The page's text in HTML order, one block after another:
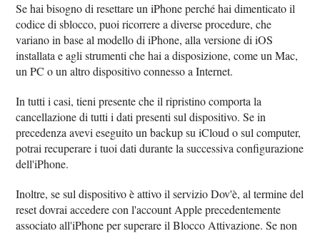
Se hai bisogno di resettare un iPhone perché hai dimenticato il
codice di sblocco, puoi ricorrere a diverse procedure, che
variano in base al modello di iPhone, alla versione di iOS
installata e agli strumenti che hai a disposizione, come un Mac,
un PC o un altro dispositivo connesso a Internet.
In tutti i casi, tieni presente che il ripristino comporta la
cancellazione di tutti i dati presenti sul dispositivo. Se in
precedenza avevi eseguito un backup su iCloud o sul computer,
potrai recuperare i tuoi dati durante la successiva configurazione
dell'iPhone.
Inoltre, se sul dispositivo è attivo il servizio Dov'è, al termine del
reset dovrai accedere con l'account Apple precedentemente
associato all'iPhone per superare il Blocco Attivazione. Se non